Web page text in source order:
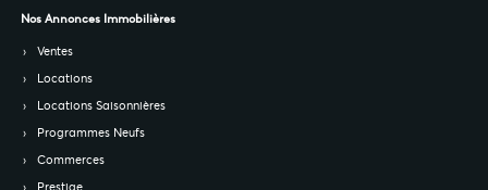
Nos Annonces Immobilières
Ventes
Locations
Locations Saisonnières
Programmes Neufs
Commerces